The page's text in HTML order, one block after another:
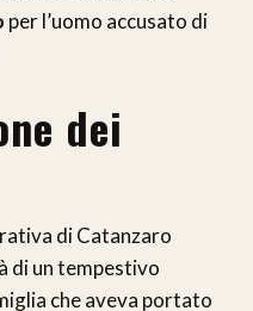
per l’uomo accusato di
dei
di Catanzaro
di un tempestivo
che aveva portato